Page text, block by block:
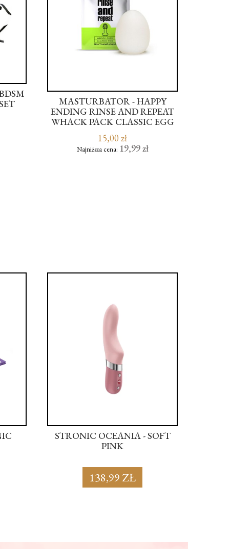
MASTURBATOR - HAPPY
ENDING RINSE AND REPEAT
WHACK PACK CLASSIC EGG
Najniższa cena:19,99 zł
Z
STRONIC OCEANIA - SOFT
PINK
138,99 ZŁ